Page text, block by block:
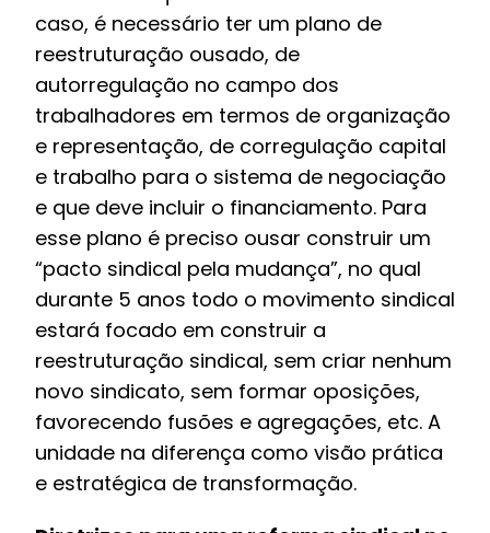
caso, é necessário ter um plano de
reestruturação ousado, de
autorregulação no campo dos
trabalhadores em termos de organização
e representação, de corregulação capital
e trabalho para o sistema de negociação
e que deve incluir o financiamento. Para
esse plano é preciso ousar construir um
“pacto sindical pela mudança”, no qual
durante 5 anos todo o movimento sindical
estará focado em construir a
reestruturação sindical, sem criar nenhum
novo sindicato, sem formar oposições,
favorecendo fusões e agregações, etc. A
unidade na diferença como visão prática
e estratégica de transformação.